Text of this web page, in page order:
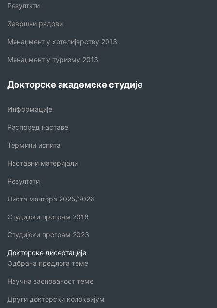
Резултати
Завршни радови
Менаџмент у хотелијерству 2013
Менаџмент у туризму 2013
Докторске академске студије
Информације
Распоред наставе
Термини испита
Наставни материјали
Резултати
Листа ментора 2025/2026
Студијски програм 2016
Студијски програм 2023
Докторске дисертације
Одбрана предлога теме
Научна заснованост теме
Други докторски колоквијум